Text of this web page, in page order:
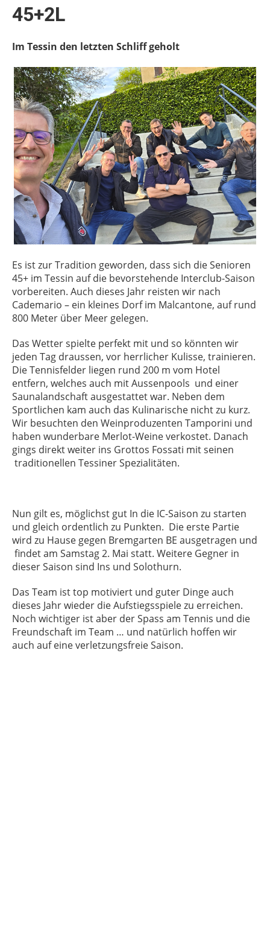
45+2L
Im Tessin den letzten Schliff geholt
Es ist zur Tradition geworden, dass sich die Senioren
45+ im Tessin auf die bevorstehende Interclub-Saison
vorbereiten. Auch dieses Jahr reisten wir nach
Cademario – ein kleines Dorf im Malcantone, auf rund
800 Meter über Meer gelegen.
Das Wetter spielte perfekt mit und so könnten wir
jeden Tag draussen, vor herrlicher Kulisse, trainieren.
Die Tennisfelder liegen rund 200 m vom Hotel
entfern, welches auch mit Aussenpools und einer
Saunalandschaft ausgestattet war. Neben dem
Sportlichen kam auch das Kulinarische nicht zu kurz.
Wir besuchten den Weinproduzenten Tamporini und
haben wunderbare Merlot-Weine verkostet. Danach
gings direkt weiter ins Grottos Fossati mit seinen
traditionellen Tessiner Spezialitäten.
Nun gilt es, möglichst gut In die IC-Saison zu starten
und gleich ordentlich zu Punkten. Die erste Partie
wird zu Hause gegen Bremgarten BE ausgetragen und
findet am Samstag 2. Mai statt. Weitere Gegner in
dieser Saison sind Ins und Solothurn.
Das Team ist top motiviert und guter Dinge auch
dieses Jahr wieder die Aufstiegsspiele zu erreichen.
Noch wichtiger ist aber der Spass am Tennis und die
Freundschaft im Team … und natürlich hoffen wir
auch auf eine verletzungsfreie Saison.